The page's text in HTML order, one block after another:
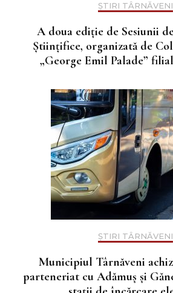
ȘTIRI TÂRNĂVENI
A doua ediție de Sesiunii
Științifice, organizată de
„George Emil Palade”
ȘTIRI TÂRNĂVENI
Municipiul Târnăveni
parteneriat cu Adămuș și